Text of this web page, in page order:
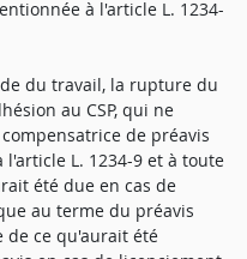
à l'article L. 1234-
du travail, la rupture du
au CSP, qui ne
de préavis
L. 1234-9 et à toute
été due en cas de
au terme du préavis
de ce qu'aurait été